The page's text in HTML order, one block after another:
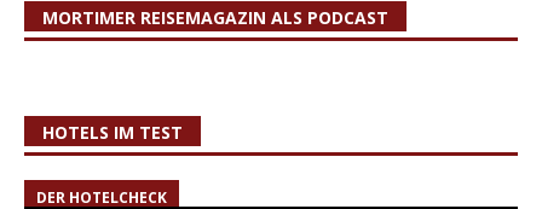
MORTIMER REISEMAGAZIN ALS PODCAST
HOTELS IM TEST
DER HOTELCHECK